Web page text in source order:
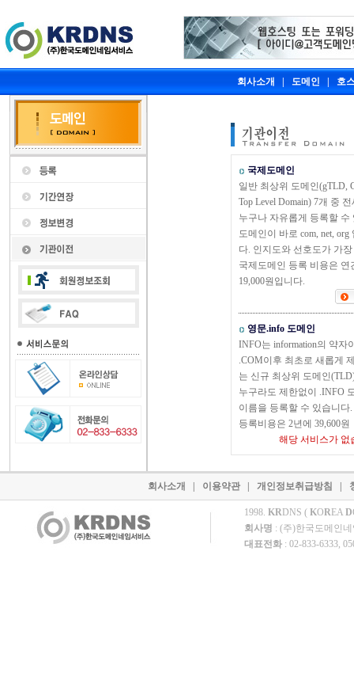
회사소개 도메인 호
국제도메인
일반 최상위 도메인(gTLD,
Top Level Domain) 7개 중
누구나 자유롭게 등록할 수
도메인이 바로 com, net, org
다. 인지도와 선호도가 가
국제도메인 등록 비용은 연
19,000원입니다.
영문.info 도메인
INFO는 information의 약자
.COM이후 최초로 새롭게
는 신규 최상위 도메인
누구라도 제한없이 .INFO
이름을 등록할 수 있습니다.
등록비용은 2년에 39,600원
해당 서비스가 없
회사소개 이용약관 개인정보취급방침
1998. KRDNS ( KOREA D
회사명 : (주)한국도메인
대표전화 : 02-833-6333,